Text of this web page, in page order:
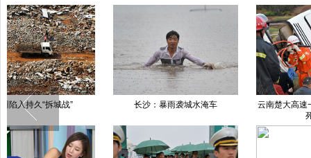
姚贝娜追思会在北京举行 黄金衬衣亮相西安